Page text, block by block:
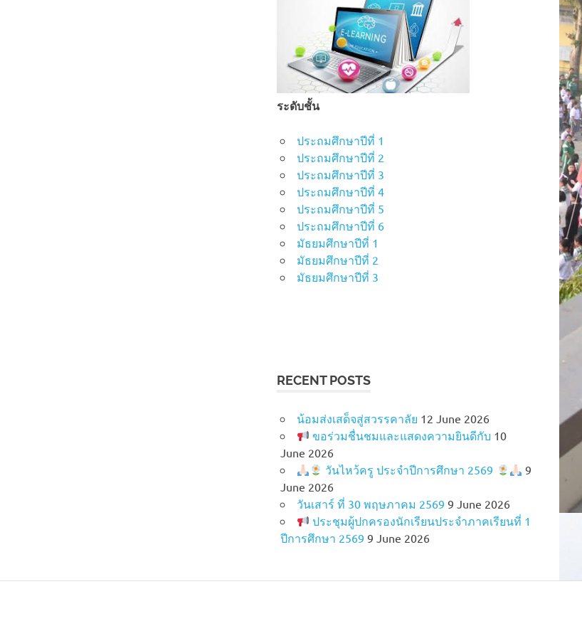
ระดับชั้น
ประถมศึกษาปีที่ 1
ประถมศึกษาปีที่ 2
ประถมศึกษาปีที่ 3
ประถมศึกษาปีที่ 4
ประถมศึกษาปีที่ 5
ประถมศึกษาปีที่ 6
มัธยมศึกษาปีที่ 1
มัธยมศึกษาปีที่ 2
มัธยมศึกษาปีที่ 3
RECENT POSTS
น้อมส่งเสด็จสู่สวรรคาลัย 12 June 2026
ขอร่วมชื่นชมและแสดงความยินดีกับ 10
June 2026
วันไหว้ครู ประจำปีการศึกษา 2569
9
June 2026
วันเสาร์ ที่ 30 พฤษภาคม 2569 9 June 2026
ประชุมผู้ปกครองนักเรียนประจำภาคเรียนที่ 1
ปีการศึกษา 2569 9 June 2026